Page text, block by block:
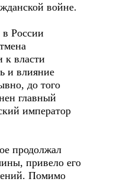
войне.
в России
к власти
и влияние
до того
главный
император
продолжал
привело его
Помимо